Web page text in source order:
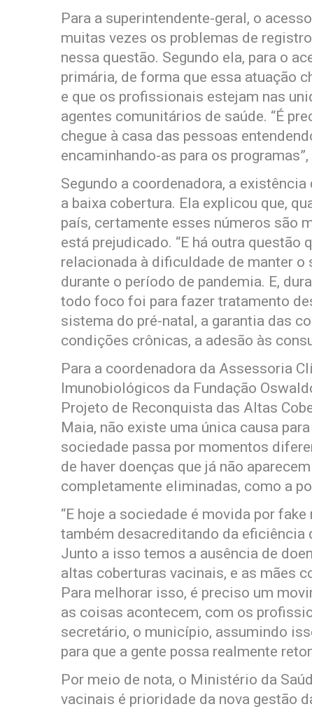
Para a superintendente-geral, o
muitas vezes os problemas de
nessa questão. Segundo ela, para o
primária, de forma que essa atuação
e que os profissionais estejam nas
agentes comunitários de saúde. “É
chegue à casa das pessoas
encaminhando-as para os
Segundo a coordenadora, a
a baixa cobertura. Ela explicou que,
país, certamente esses números são
está prejudicado. “E há outra questão
relacionada à dificuldade de manter
durante o período de pandemia. E,
todo foco foi para fazer tratamento
sistema do pré-natal, a garantia das
condições crônicas, a adesão às
Para a coordenadora da Assessoria
Imunobiológicos da Fundação
Projeto de Reconquista das Altas
Maia, não existe uma única causa
sociedade passa por momentos
de haver doenças que já não
completamente eliminadas, como a
“E hoje a sociedade é movida por
também desacreditando da eficiência
Junto a isso temos a ausência de
altas coberturas vacinais, e as mães
Para melhorar isso, é preciso um
as coisas acontecem, com os
secretário, o município, assumindo
para que a gente possa realmente
Por meio de nota, o Ministério da
vacinais é prioridade da nova gestão